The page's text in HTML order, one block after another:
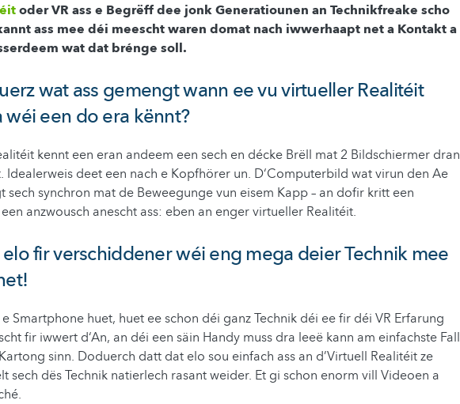
oder VR ass e Begrëff dee jonk Generatiounen an Technikfreake scho
ass mee déi meescht waren domat nach iwwerhaapt net a Kontakta
wat dat brénge soll.
wat ass gemengt wann ee vu virtueller Realitéit
wéi een do era kënnt?
kennt een eran andeem een sech en décke Brëll mat 2 Bildschiermer dran
Idealerweis deet een nach e Kopfhörer un. D‘Computerbild wat virun den Ae
sech synchron mat de Beweegunge vun eisem Kapp – an dofir kritt een
anzwousch anescht ass: eben an enger virtueller Realitéit.
fir verschiddener wéi eng mega deier Technik mee
Smartphone huet, huet ee schon déi ganz Technik déi ee fir déi VR Erfarung
fir iwwert d‘An, an déi een säin Handy muss dra leeë kann am einfachste Fall
sinn. Doduerch datt dat elo sou einfach ass an d’Virtuell Realitéit ze
sech dës Technik natierlech rasant weider. Et gi schon enorm vill Videoen a